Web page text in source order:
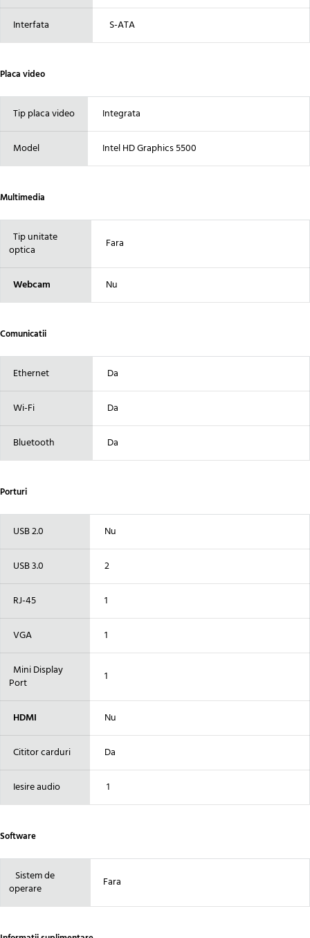
Interfata S-ATA
Placa video
Tip placa video Integrata
Model Intel HD Graphics 5500
Multimedia
Tip unitate
optica
Fara
Webcam Nu
Comunicatii
Ethernet Da
Wi-Fi Da
Bluetooth Da
Porturi
USB 2.0 Nu
USB 3.0 2
RJ-45 1
VGA 1
Mini Display
Port
1
HDMI Nu
Cititor carduri Da
Iesire audio 1
Software
Sistem de
operare
Fara